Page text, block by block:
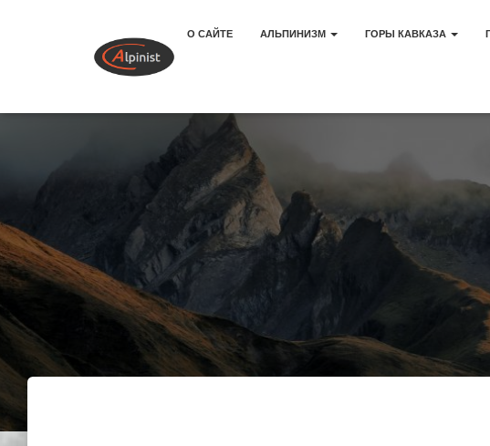
О САЙТЕ АЛЬПИНИЗМ ГОРЫ КАВКАЗА